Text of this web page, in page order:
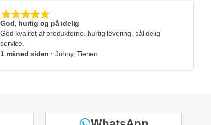
God, hurtig og pålidelig
God kvalitet af produkterne. hurtig levering. pålidelig
service.
1 måned siden · Johny, Tienen